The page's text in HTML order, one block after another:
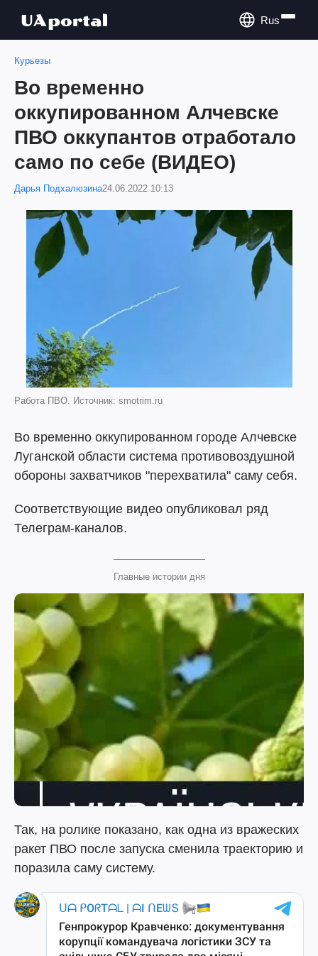
Rus
Курьезы
Во временно
оккупированном Алчевске
ПВО оккупантов отработало
само по себе (ВИДЕО)
Дарья Подхалюзина24.06.2022 10:13
Работа ПВО. Источник: smotrim.ru
Во временно оккупированном городе Алчевске
Луганской области система противовоздушной
обороны захватчиков "перехватила" саму себя.
Соответствующие видео опубликовал ряд
Телеграм-каналов.
Главные истории дня
Так, на ролике показано, как одна из вражеских
ракет ПВО после запуска сменила траекторию и
поразила саму систему.